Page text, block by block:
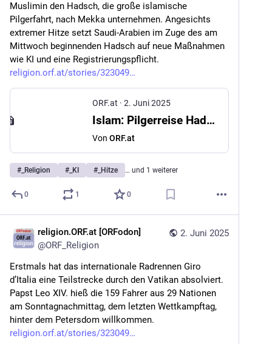
Muslimin den Hadsch, die große islamische
Pilgerfahrt, nach Mekka unternehmen. Angesichts
extremer Hitze setzt Saudi-Arabien im Zuge des am
Mittwoch beginnenden Hadsch auf neue Maßnahmen
wie KI und eine Registrierungspflicht.
religion.orf.at/stories/323049
ORF.at · 2. Juni 2025
Islam: Pilgerreise Hadsch mit KI und Registrierung
Von ORF.at
# _Religion # _KI # _Hitze … und 1 weiterer
0 1 0
2. Juni 2025
religion.ORF.at [ORFodon]
@ORF_Religion
Erstmals hat das internationale Radrennen Giro
d’Italia eine Teilstrecke durch den Vatikan absolviert.
Papst Leo XIV. hieß die 159 Fahrer aus 29 Nationen
am Sonntagnachmittag, dem letzten Wettkampftag,
hinter dem Petersdom willkommen.
religion.orf.at/stories/323049